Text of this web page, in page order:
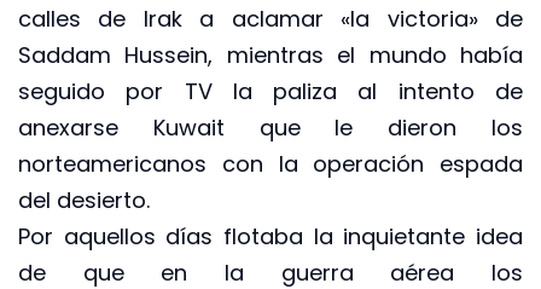
calles de Irak a aclamar «la victoria» de
Saddam Hussein, mientras el mundo había
seguido por TV la paliza al intento de
anexarse Kuwait que le dieron los
norteamericanos con la operación espada
del desierto.
Por aquellos días flotaba la inquietante idea
de que en la guerra aérea los